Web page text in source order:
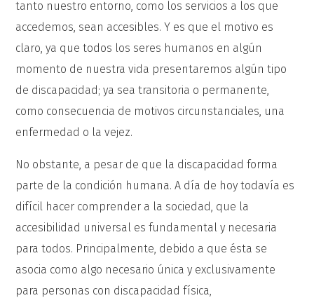
tanto nuestro entorno, como los servicios a los que
accedemos, sean accesibles. Y es que el motivo es
claro, ya que todos los seres humanos en algún
momento de nuestra vida presentaremos algún tipo
de discapacidad; ya sea transitoria o permanente,
como consecuencia de motivos circunstanciales, una
enfermedad o la vejez.
No obstante, a pesar de que la discapacidad forma
parte de la condición humana. A día de hoy todavía es
difícil hacer comprender a la sociedad, que la
accesibilidad universal es fundamental y necesaria
para todos. Principalmente, debido a que ésta se
asocia como algo necesario única y exclusivamente
para personas con discapacidad física,